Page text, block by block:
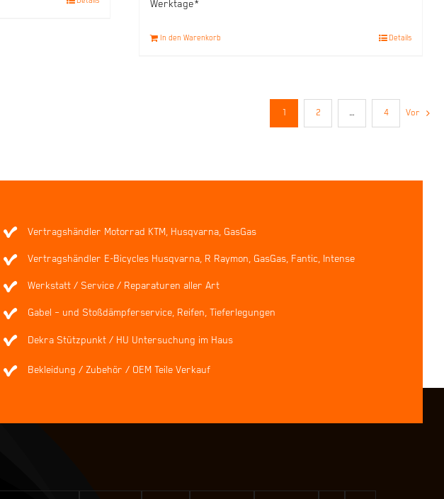
Werktage*
In den Warenkorb Details
1 2 … 4 Vor
Vertragshändler Motorrad KTM, Husqvarna, GasGas
Vertragshändler E-Bicycles Husqvarna, R Raymon, GasGas, Fantic, Intense
Werkstatt / Service / Reparaturen aller Art
Gabel – und Stoßdämpferservice, Reifen, Tieferlegungen
Dekra Stützpunkt / HU Untersuchung im Haus
Bekleidung / Zubehör / OEM Teile Verkauf